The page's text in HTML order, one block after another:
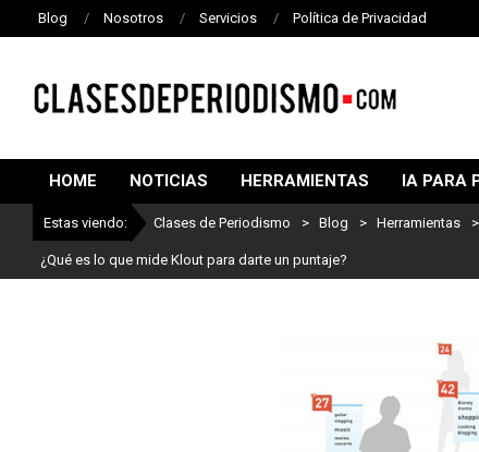
Blog Nosotros Servicios Política de Privacidad
DE
PERIODISMO
HOME NOTICIAS HERRAMIENTAS IA PARA
Estas viendo: Clases de Periodismo > Blog > Herramientas >
¿Qué es lo que mide Klout para darte un puntaje?